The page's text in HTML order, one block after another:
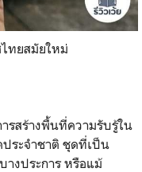
ทยสมัยใหม่
รสร้างพื้นที่ความรับรู้ใน
ประจำชาติ ชุดที่เป็น
งประการ หรือแม้